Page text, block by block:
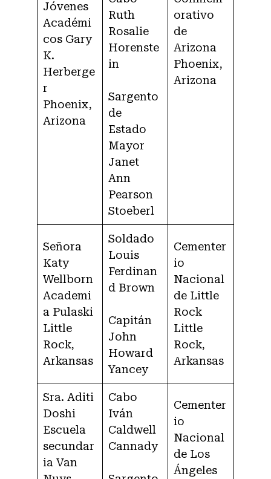
Jóvenes
Académi
cos Gary
K.
Herberge
r
Phoenix,
Arizona
Ruth
Rosalie
Horenste
in
Sargento
de
Estado
Mayor
Janet
Ann
Pearson
Stoeberl
orativo
de
Arizona
Phoenix,
Arizona
Señora
Katy
Wellborn
Academi
a Pulaski
Little
Rock,
Arkansas
Soldado
Louis
Ferdinan
d Brown
Capitán
John
Howard
Yancey
Cementer
io
Nacional
de Little
Rock
Little
Rock,
Arkansas
Sra. Aditi
Doshi
Escuela
secundar
ia Van
Cabo
Iván
Caldwell
Cannady
Cementer
io
Nacional
de Los
Ángeles